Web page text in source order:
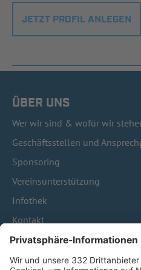
JETZT PROFIL ANLEGEN
ÜBER UNS
Wer wir sind & wofür wir
Geschäftsstellen und
Sponsoring
Vereinsunterstützung
Infothek
Kontakt
HÄUFIG BESUCHTE